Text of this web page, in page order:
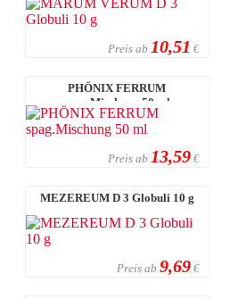
Preis ab 10,51 €
PHÖNIX FERRUM
spag.Mischung 50 ml
Preis ab 13,59 €
MEZEREUM D 3 Globuli 10 g
Preis ab 9,69 €